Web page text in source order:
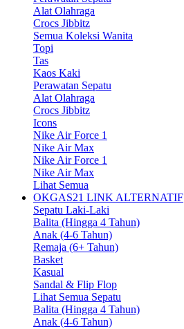
Alat Olahraga
Crocs Jibbitz
Semua Koleksi Wanita
Topi
Tas
Kaos Kaki
Perawatan Sepatu
Alat Olahraga
Crocs Jibbitz
Icons
Nike Air Force 1
Nike Air Max
Nike Air Force 1
Nike Air Max
Lihat Semua
OKGAS21 LINK ALTERNATIF
Sepatu Laki-Laki
Balita (Hingga 4 Tahun)
Anak (4-6 Tahun)
Remaja (6+ Tahun)
Basket
Kasual
Sandal & Flip Flop
Lihat Semua Sepatu
Balita (Hingga 4 Tahun)
Anak (4-6 Tahun)